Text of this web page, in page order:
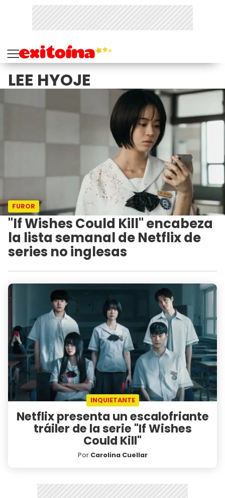
LEE HYOJE
FUROR
"If Wishes Could Kill" encabeza
la lista semanal de Netflix de
series no inglesas
INQUIETANTE
Netflix presenta un escalofriante
tráiler de la serie "If Wishes
Could Kill"
Por Carolina Cuellar